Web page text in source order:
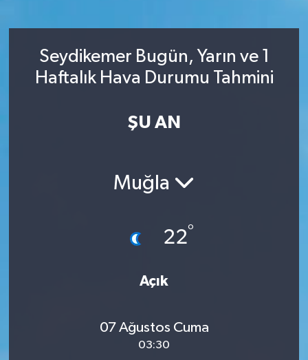
Seydikemer Bugün, Yarın ve 1
Haftalık Hava Durumu Tahmini
ŞU AN
Muğla
22°
Açık
07 Ağustos Cuma
03:30
Eğitim